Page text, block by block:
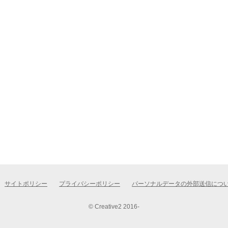
サイトポリシー プライバシーポリシー パーソナルデータの外部送信につ
© Creative2 2016-